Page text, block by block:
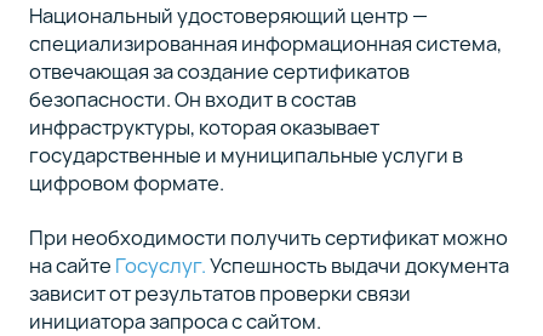
Национальный удостоверяющий центр —
специализированная информационная система,
отвечающая за создание сертификатов
безопасности. Он входит в состав
инфраструктуры, которая оказывает
государственные и муниципальные услуги в
цифровом формате.
При необходимости получить сертификат можно
на сайте Госуслуг.Успешность выдачи документа
зависит от результатов проверки связи
инициатора запроса с сайтом.